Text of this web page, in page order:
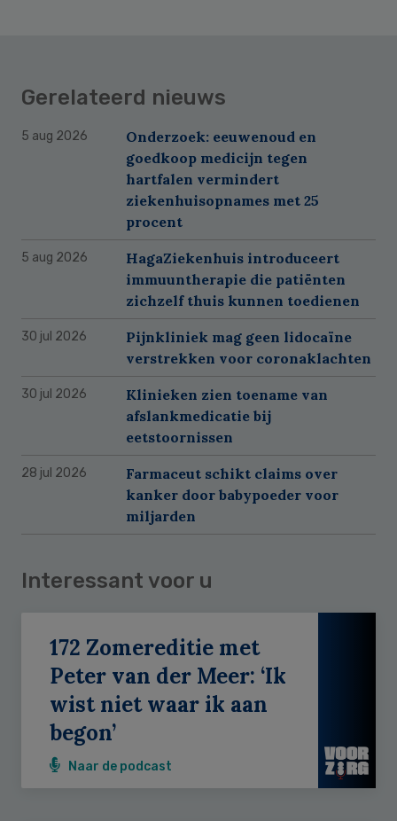
Gerelateerd nieuws
5 aug 2026
Onderzoek: eeuwenoud en
goedkoop medicijn tegen
hartfalen vermindert
ziekenhuisopnames met 25
procent
5 aug 2026
HagaZiekenhuis introduceert
immuuntherapie die patiënten
zichzelf thuis kunnen toedienen
30 jul 2026
Pijnkliniek mag geen lidocaïne
verstrekken voor coronaklachten
30 jul 2026
Klinieken zien toename van
afslankmedicatie bij
eetstoornissen
28 jul 2026
Farmaceut schikt claims over
kanker door babypoeder voor
miljarden
Interessant voor u
172 Zomereditie met
Peter van der Meer: ‘Ik
wist niet waar ik aan
begon’
Naar de podcast